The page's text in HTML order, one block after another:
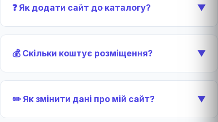
❓ Як додати сайт до каталогу? ▼
💰 Скільки коштує розміщення? ▼
✏️ Як змінити дані про мій сайт? ▼